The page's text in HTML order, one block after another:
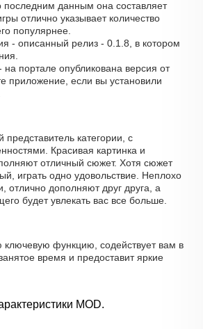
последним данным она составляет
отлично указывает количество
популярнее.
- описанный релиз - 0.1.8, в котором
портале опубликована версия от
приложение, если вы установили
категории, с
Красивая картинка и
отличный сюжет. Хотя сюжет
играть одно удовольствие. Неплохо
отлично дополняют друг друга, а
будет увлекать вас все больше.
ключевую функцию, содействует вам в
время и предоставит яркие
MOD.